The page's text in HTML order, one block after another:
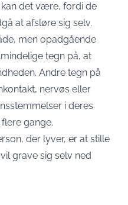
kan det være, fordi de
at afsløre sig selv.
men opadgående
tegn på, at
Andre tegn på
nervøs eller
i deres
gange.
der lyver, er at stille
grave sig selv ned